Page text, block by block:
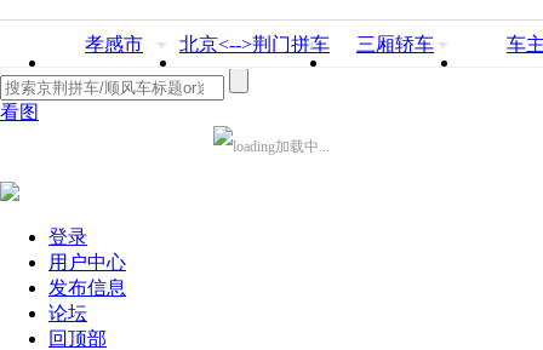
孝感市 北京<-->荆门拼车 三厢轿车 车
看图
加载中...
登录
用户中心
发布信息
论坛
回顶部